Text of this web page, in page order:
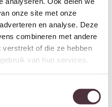
onze site met onze
en analyse. Deze
combineren met andere
verstrekt of die ze hebben
van hun services.
1.195,00